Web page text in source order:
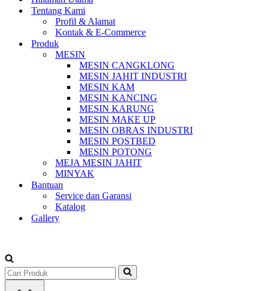
Tentang Kami
Profil & Alamat
Kontak & E-Commerce
Produk
MESIN
MESIN CANGKLONG
MESIN JAHIT INDUSTRI
MESIN KAM
MESIN KANCING
MESIN KARUNG
MESIN MAKE UP
MESIN OBRAS INDUSTRI
MESIN POSTBED
MESIN POTONG
MEJA MESIN JAHIT
MINYAK
Bantuan
Service dan Garansi
Katalog
Gallery
Search
for...